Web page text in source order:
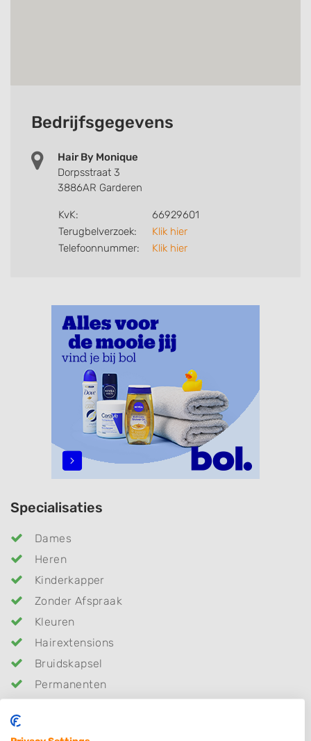
Bedrijfsgegevens
Hair By Monique
Dorpsstraat 3
3886AR Garderen
KvK:
66929601
Terugbelverzoek:
Klik hier
Telefoonnummer:
Klik hier
Specialisaties
Dames
Heren
Kinderkapper
Zonder Afspraak
Kleuren
Hairextensions
Bruidskapsel
Permanenten